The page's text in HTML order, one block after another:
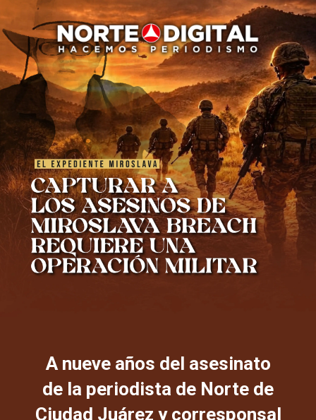
A nueve años del asesinato
de la periodista de Norte de
Ciudad Juárez y corresponsal